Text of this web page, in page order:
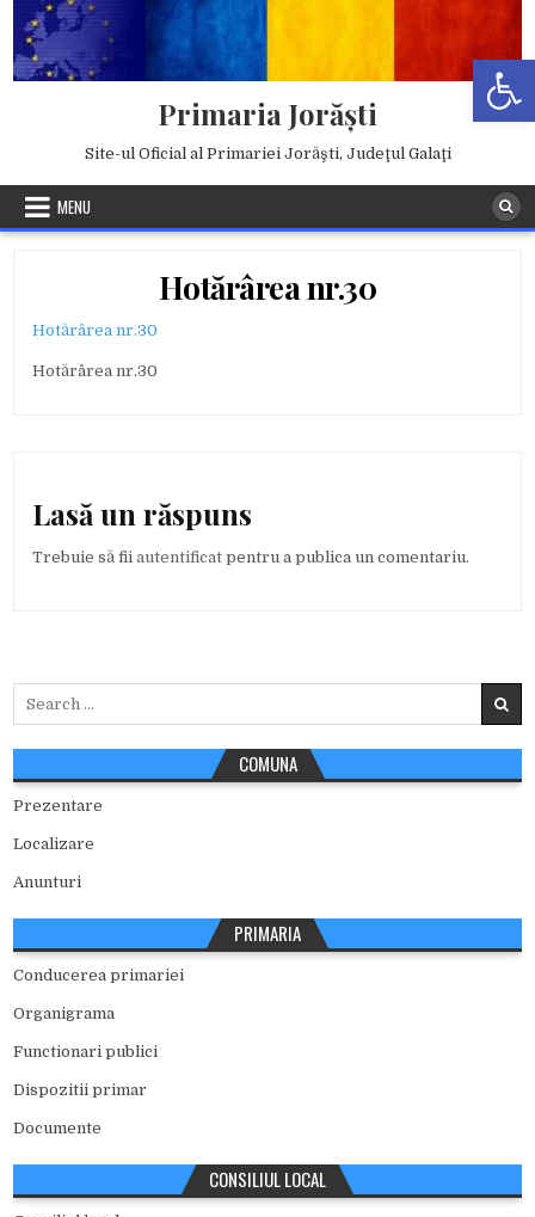
content
Primaria Jorăşti
Site-ul Oficial al Primariei Jorăşti, Judeţul Galaţi
MENU
Hotărârea nr.30
Hotărârea nr.30
Hotărârea nr.30
Lasă un răspuns
Trebuie să fiiautentificat pentru a publica un comentariu.
COMUNA
Prezentare
Localizare
Anunturi
PRIMARIA
Conducerea primariei
Organigrama
Functionari publici
Dispozitii primar
Documente
CONSILIUL LOCAL